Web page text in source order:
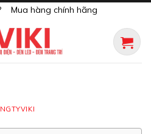
Mua hàng chính hãng